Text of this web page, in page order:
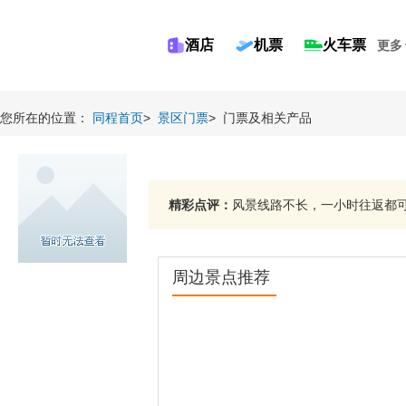
酒店 机票 火车票 更多
您所在的位置： 同程首页> 景区门票> 门票及相关产品
精彩点评： 风景线路不长，一小时往返
周边景点推荐